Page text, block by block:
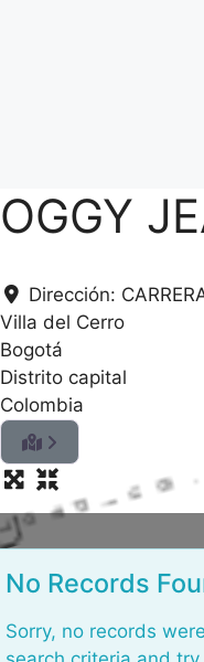
OGGY
Dirección:
Villa del Cerro
Bogotá
Distrito capital
Colombia
L
o
a
i
No Records
Sorry, no records